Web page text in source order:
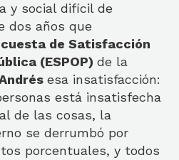
y social difícil de
dos años que
de Satisfacción
(ESPOP) de la
esa insatisfacción:
está insatisfecha
de las cosas, la
se derrumbó por
porcentuales, y todos